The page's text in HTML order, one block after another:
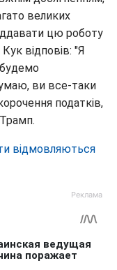
великих
цю роботу
відповів: "Я
ви все-таки
податків,
відмовляються